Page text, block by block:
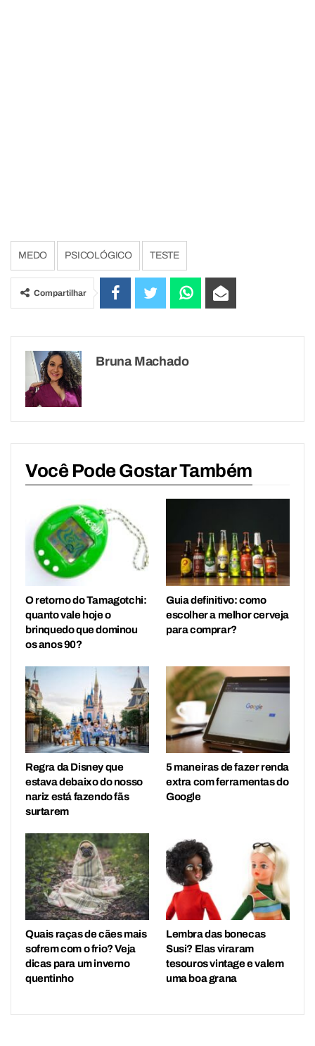
MEDO PSICOLÓGICO TESTE
Compartilhar
Bruna Machado
Você Pode Gostar Também
O retorno do Tamagotchi:
quanto vale hoje o
brinquedo que dominou
os anos 90?
Guia definitivo: como
escolher a melhor cerveja
para comprar?
Regra da Disney que
estava debaixo do nosso
nariz está fazendo fãs
surtarem
5 maneiras de fazer renda
extra com ferramentas do
Google
Quais raças de cães mais
sofrem com o frio? Veja
dicas para um inverno
quentinho
Lembra das bonecas
Susi? Elas viraram
tesouros vintage e valem
uma boa grana